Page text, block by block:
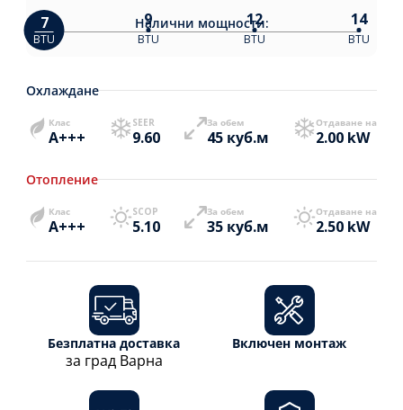
Налични мощности:
7
BTU
9
BTU
12
BTU
14
BTU
Охлаждане
Клас
A+++
SEER
9.60
За обем
45 куб.м
Отдаване на
2.00 kW
Отопление
Клас
A+++
SCOP
5.10
За обем
35 куб.м
Отдаване на
2.50 kW
Безплатна доставка
за град Варна
Включен монтаж